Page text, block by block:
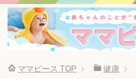
ママピース TOP 健康